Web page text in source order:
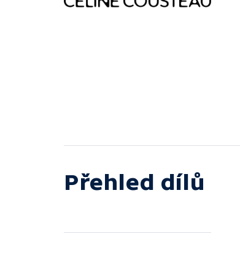
Přehled dílů